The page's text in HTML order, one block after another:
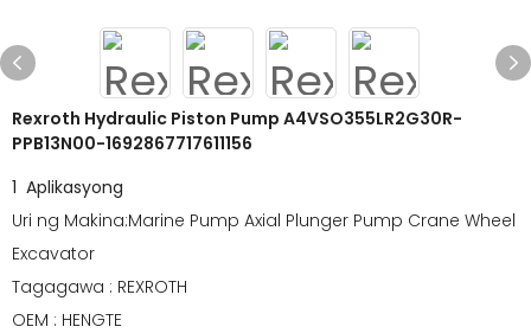
Rexroth Hydraulic Piston Pump A4VSO355LR2G30R-
PPB13N00-1692867717611156
1 Aplikasyong
Uri ng Makina:Marine Pump Axial Plunger Pump Crane Wheel
Excavator
Tagagawa : REXROTH
OEM : HENGTE